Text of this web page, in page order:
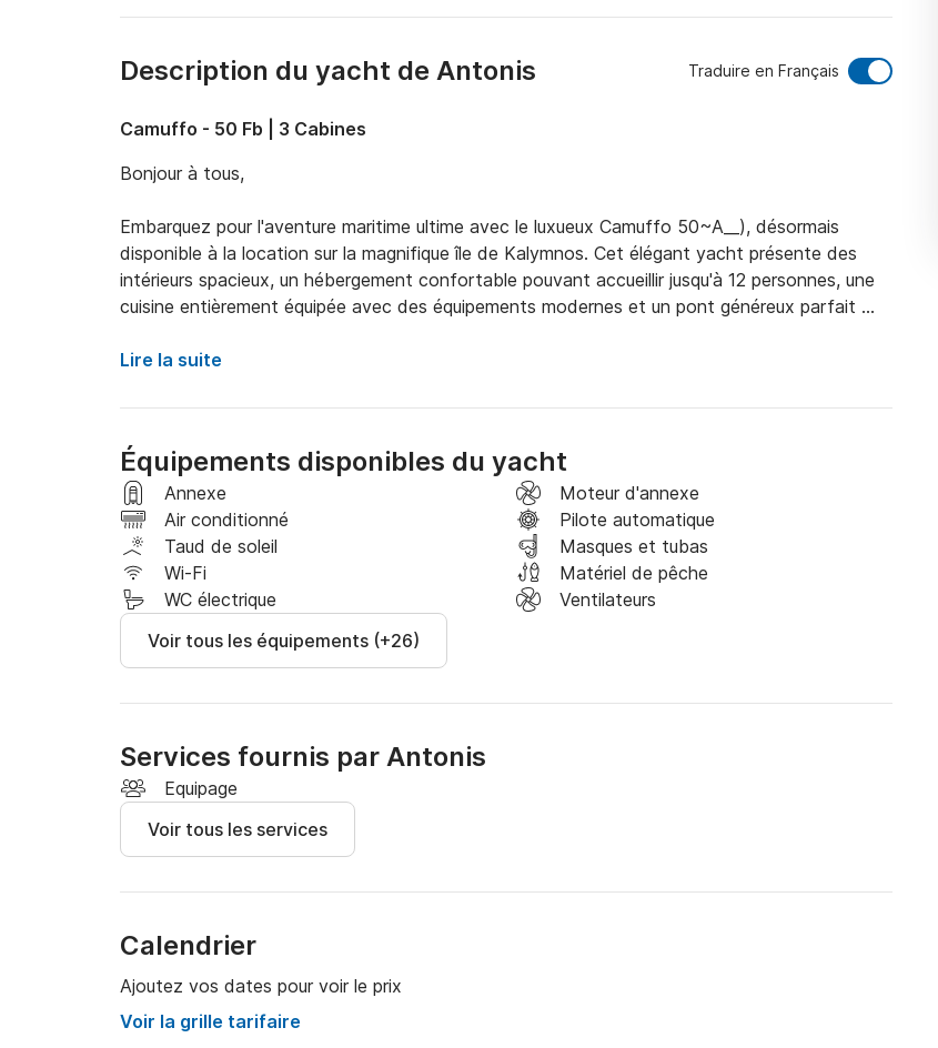
Description du yacht de Antonis Traduire en Français
Camuffo - 50 Fb | 3 Cabines
Bonjour à tous,
Embarquez pour l'aventure maritime ultime avec le luxueux Camuffo 50~A__), désormais
disponible à la location sur la magnifique île de Kalymnos. Cet élégant yacht présente des
intérieurs spacieux, un hébergement confortable pouvant accueillir jusqu'à 12 personnes, une
cuisine entièrement équipée avec des équipements modernes et un pont généreux parfait
vous pourrez explorer la beauté à couper le souffle de la mer Égée avec style et confort. Ne
N'hésitez pas à m'envoyer un message au Click&Boat pour discuter de vos préférences de
réservation.
Lire la suite
Équipements disponibles du yacht
Annexe
Moteur d'annexe
Air conditionné
Pilote automatique
Taud de soleil
Masques et tubas
Wi-Fi
Matériel de pêche
WC électrique
Ventilateurs
Voir tous les équipements (+26)
Services fournis par Antonis
Equipage
Voir tous les services
Calendrier
Ajoutez vos dates pour voir le prix
Voir la grille tarifaire